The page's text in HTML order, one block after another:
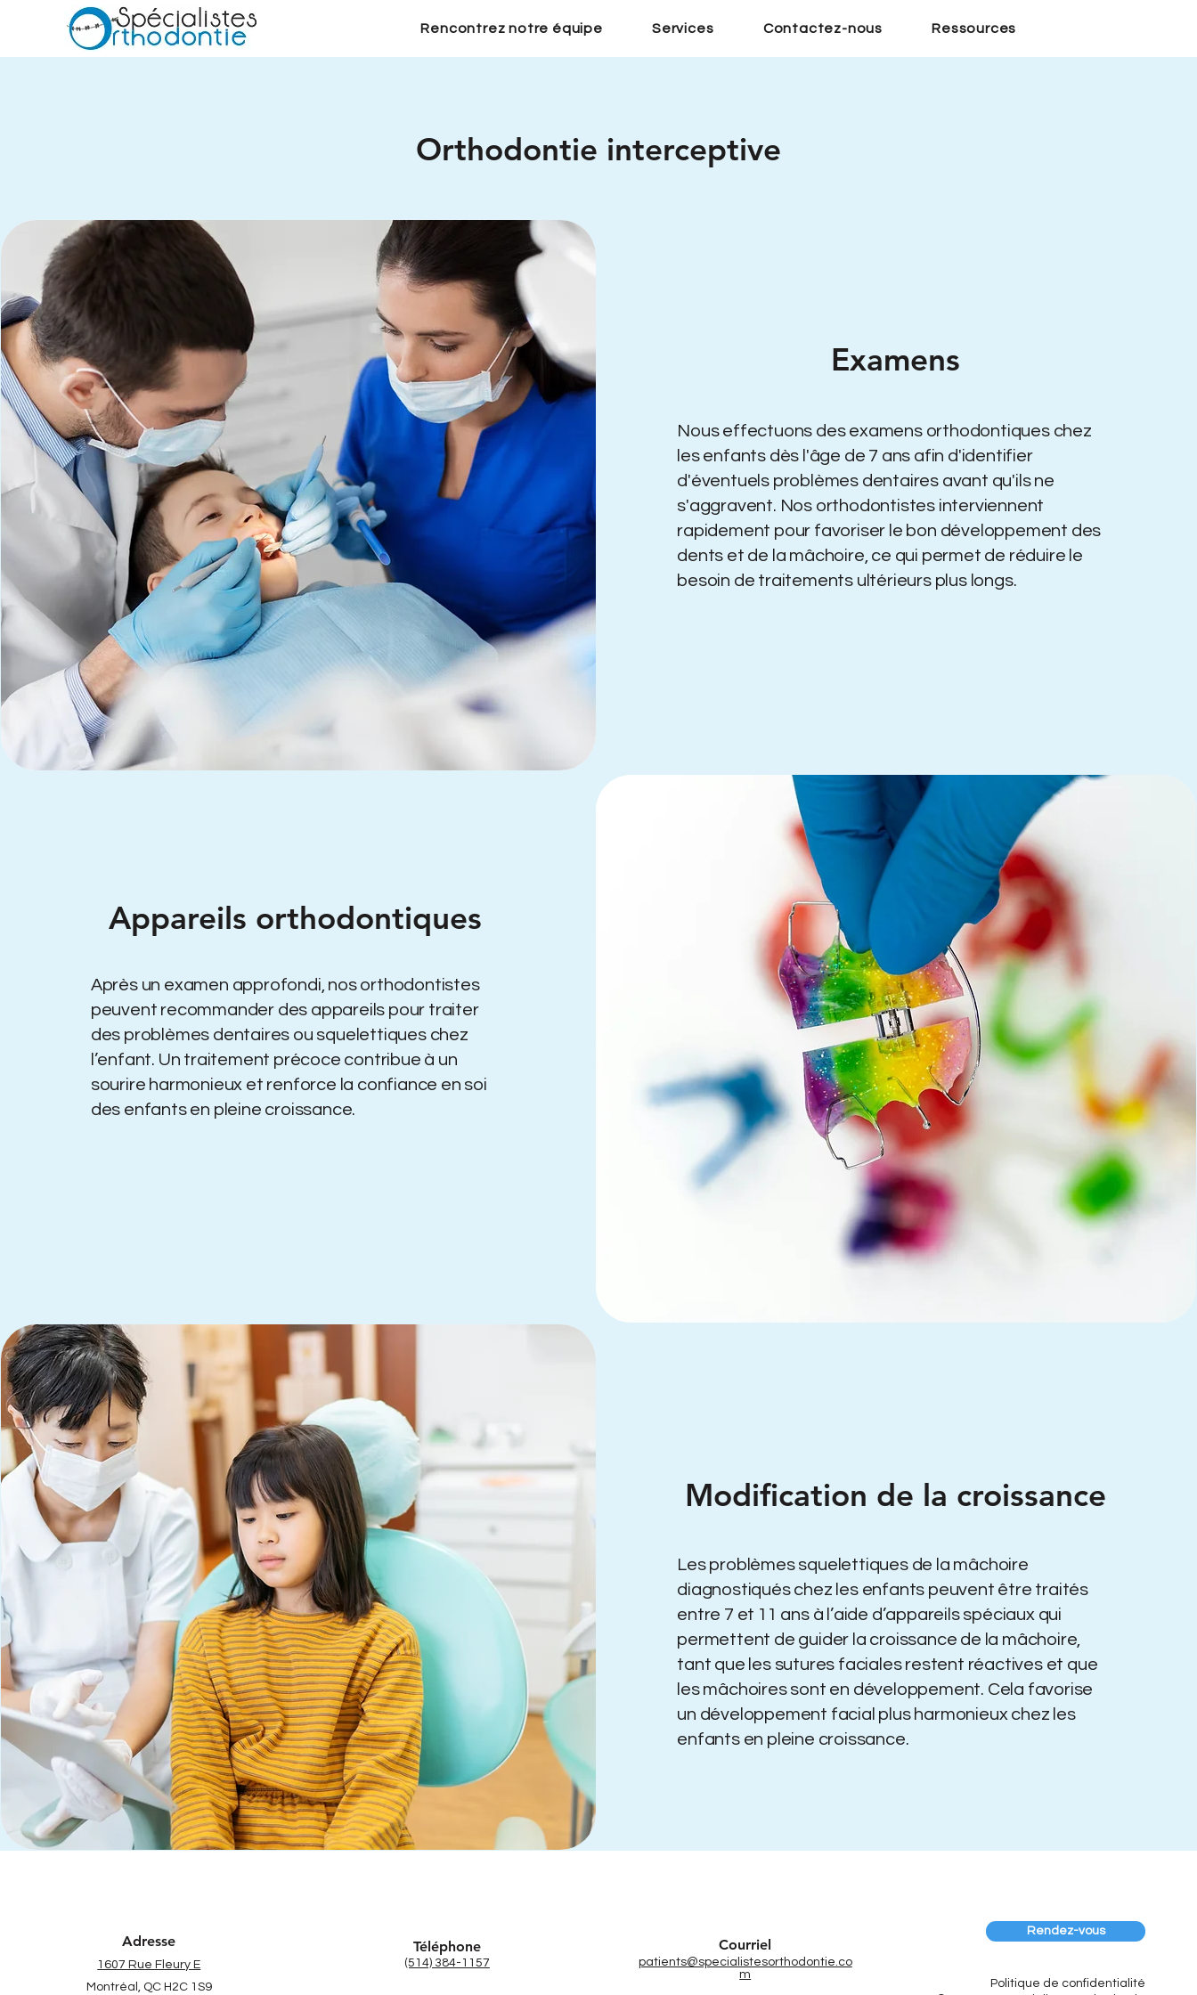
Rencontrez notre équipe Services Contactez-nous Ressources
Orthodontie interceptive
Examens
Nous effectuons des examens orthodontiques chez
les enfants dès l'âge de 7 ans afin d'identifier
d'éventuels problèmes dentaires avant qu'ils ne
s'aggravent. Nos orthodontistes interviennent
rapidement pour favoriser le bon développement des
dents et de la mâchoire, ce qui permet de réduire le
besoin de traitements ultérieurs plus longs.
Appareils orthodontiques
Après un examen approfondi, nos orthodontistes
peuvent recommander des appareils pour traiter
des problèmes dentaires ou squelettiques chez
l’enfant. Un traitement précoce contribue à un
sourire harmonieux et renforce la confiance en soi
des enfants en pleine croissance.
Modification de la croissance
Les problèmes squelettiques de la mâchoire
diagnostiqués chez les enfants peuvent être traités
entre 7 et 11 ans à l’aide d’appareils spéciaux qui
permettent de guider la croissance de la mâchoire,
tant que les sutures faciales restent réactives et que
les mâchoires sont en développement. Cela favorise
un développement facial plus harmonieux chez les
enfants en pleine croissance.
Adresse
1607 Rue Fleury E
​Montréal, QC H2C 1S9
Téléphone
(514) 384-1157
Courriel
patients@specialistesorthodontie.co
m
Rendez-vous
Politique de confidentialité